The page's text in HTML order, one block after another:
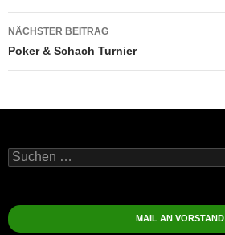
NÄCHSTER BEITRAG
Poker & Schach Turnier
Suchen
nach:
MAIL AN VORSTAND